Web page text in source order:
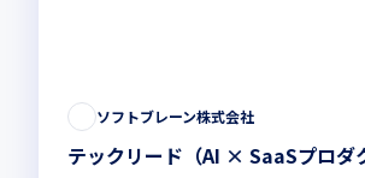
ソフトブレーン株式会社
テックリード（AI × SaaSプロダ